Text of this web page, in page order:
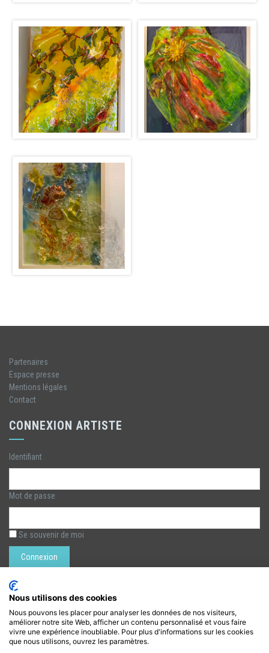
Partenaires
Espace presse
Mentions légales
Contact
CONNEXION ARTISTE
Identifiant
Mot de passe
Se souvenir de moi
Rechercher :
LÉZARTS DE LA BIÈVRE
Nous utilisons des cookies
Nous pouvons les placer pour analyser les données de nos visiteurs,
améliorer notre site Web, afficher un contenu personnalisé et vous faire
vivre une expérience inoubliable. Pour plus d'informations sur les cookies
que nous utilisons, ouvrez les paramètres.